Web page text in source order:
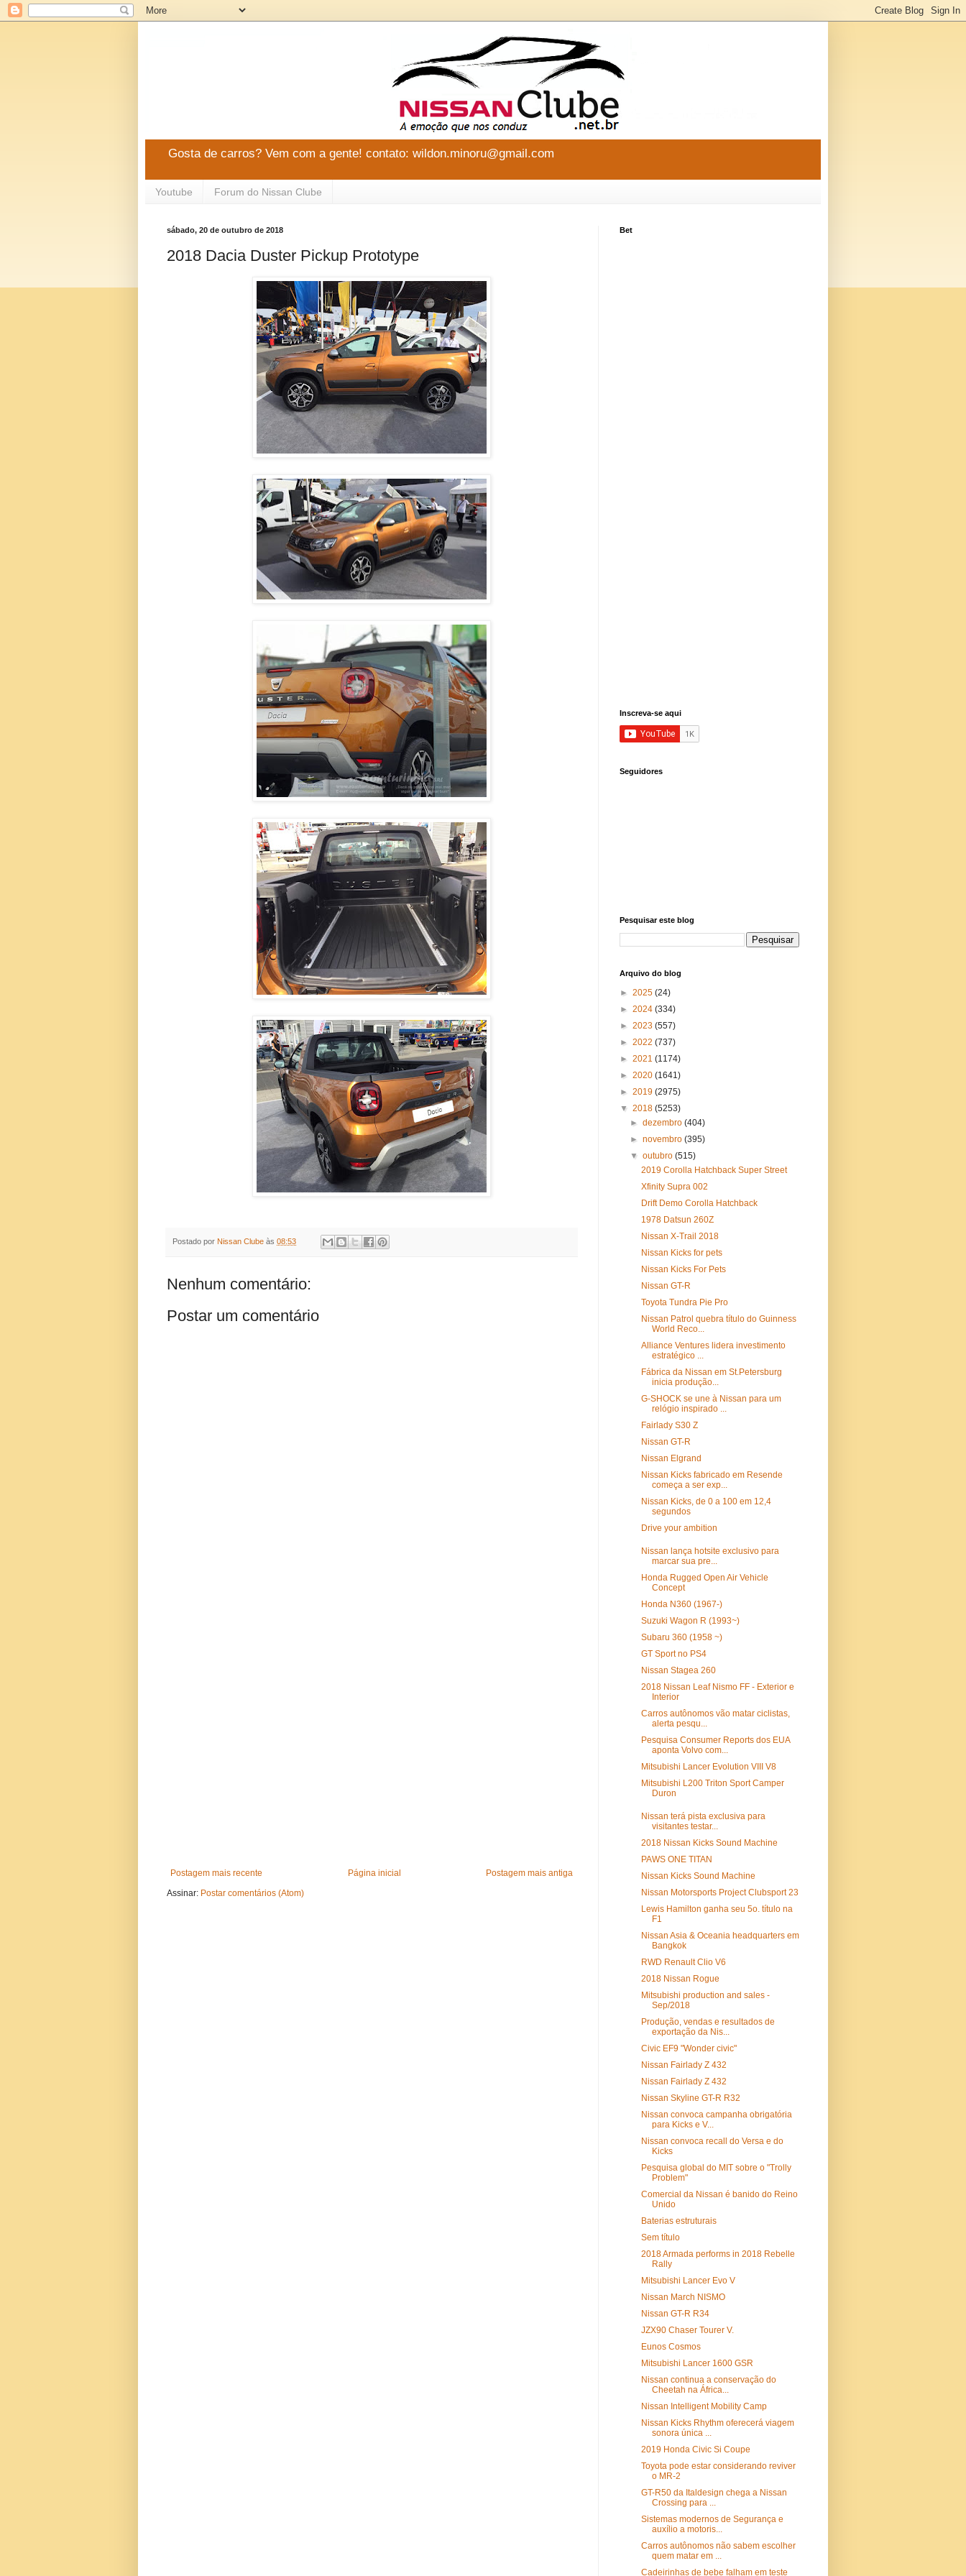
Gosta de carros? Vem com a gente! contato: wildon.minoru@gmail.com
Youtube Forum do Nissan Clube
sábado, 20 de outubro de 2018
2018 Dacia Duster Pickup Prototype
Postado por Nissan Clube às 08:53
Nenhum comentário:
Postar um comentário
Postagem mais recente Postagem mais antiga
Página inicial
Assinar: Postar comentários (Atom)
Bet
Inscreva-se aqui
Seguidores
Pesquisar este blog
Arquivo do blog
► 2025 (24)
► 2024 (334)
► 2023 (557)
► 2022 (737)
► 2021 (1174)
► 2020 (1641)
► 2019 (2975)
▼ 2018 (5253)
►dezembro(404)
►novembro(395)
▼outubro(515)
2019 Corolla Hatchback Super Street
Xfinity Supra 002
Drift Demo Corolla Hatchback
1978 Datsun 260Z
Nissan X-Trail 2018
Nissan Kicks for pets
Nissan Kicks For Pets
Nissan GT-R
Toyota Tundra Pie Pro
Nissan Patrol quebra título do Guinness
World Reco...
Alliance Ventures lidera investimento
estratégico ...
Fábrica da Nissan em St.Petersburg
inicia produção...
G-SHOCK se une à Nissan para um
relógio inspirado ...
Fairlady S30 Z
Nissan GT-R
Nissan Elgrand
Nissan Kicks fabricado em Resende
começa a ser exp...
Nissan Kicks, de 0 a 100 em 12,4
segundos
Drive your ambition
Nissan lança hotsite exclusivo para
marcar sua pre...
Honda Rugged Open Air Vehicle
Concept
Honda N360 (1967-)
Suzuki Wagon R (1993~)
Subaru 360 (1958 ~)
GT Sport no PS4
Nissan Stagea 260
2018 Nissan Leaf Nismo FF - Exterior e
Interior
Carros autônomos vão matar ciclistas,
alerta pesqu...
Pesquisa Consumer Reports dos EUA
aponta Volvo com...
Mitsubishi Lancer Evolution VIII V8
Mitsubishi L200 Triton Sport Camper
Duron
Nissan terá pista exclusiva para
visitantes testar...
2018 Nissan Kicks Sound Machine
PAWS ONE TITAN
Nissan Kicks Sound Machine
Nissan Motorsports Project Clubsport 23
Lewis Hamilton ganha seu 5o. título na
F1
Nissan Asia & Oceania headquarters em
Bangkok
RWD Renault Clio V6
2018 Nissan Rogue
Mitsubishi production and sales -
Sep/2018
Produção, vendas e resultados de
exportação da Nis...
Civic EF9 "Wonder civic"
Nissan Fairlady Z 432
Nissan Fairlady Z 432
Nissan Skyline GT-R R32
Nissan convoca campanha obrigatória
para Kicks e V...
Nissan convoca recall do Versa e do
Kicks
Pesquisa global do MIT sobre o "Trolly
Problem"
Comercial da Nissan é banido do Reino
Unido
Baterias estruturais
Sem título
2018 Armada performs in 2018 Rebelle
Rally
Mitsubishi Lancer Evo V
Nissan March NISMO
Nissan GT-R R34
JZX90 Chaser Tourer V.
Eunos Cosmos
Mitsubishi Lancer 1600 GSR
Nissan continua a conservação do
Cheetah na África...
Nissan Intelligent Mobility Camp
Nissan Kicks Rhythm oferecerá viagem
sonora única ...
2019 Honda Civic Si Coupe
Toyota pode estar considerando reviver
o MR-2
GT-R50 da Italdesign chega a Nissan
Crossing para ...
Sistemas modernos de Segurança e
auxílio a motoris...
Carros autônomos não sabem escolher
quem matar em ...
Cadeirinhas de bebe falham em teste